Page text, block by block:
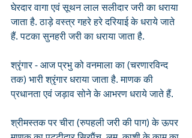
घेरदार वागा एवं सूथन लाल सलीदार जरी का धराया
जाता है. ठाड़े वस्त्र गहरे हरे दरियाई के धराये जाते
हैं. पटका सुनहरी जरी का धराया जाता है.
श्रृंगार - आज प्रभु को वनमाला का (चरणारविन्द
तक) भारी श्रृंगार धराया जाता है. माणक की
प्रधानता एवं जड़ाव सोने के आभरण धराये जाते हैं.
श्रीमस्तक पर चीरा (रुपहली जरी की पाग) के ऊपर